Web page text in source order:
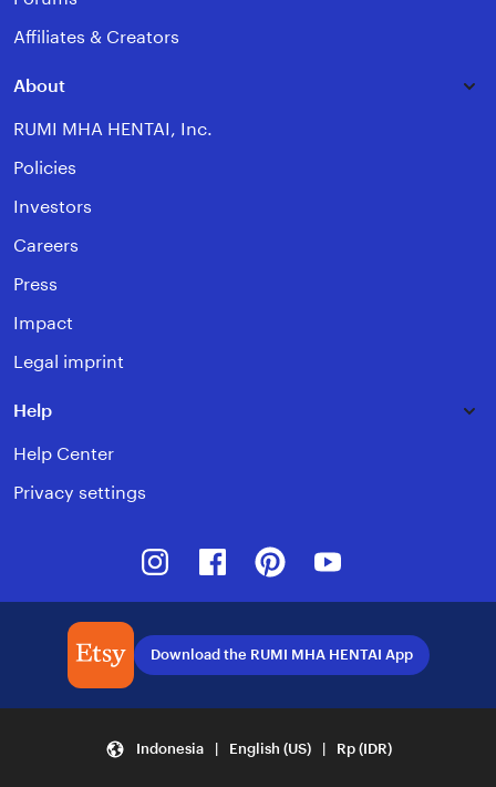
Affiliates & Creators
About
RUMI MHA HENTAI, Inc.
Policies
Investors
Careers
Press
Impact
Legal imprint
Help
Help Center
Privacy settings
InstagramFacebookPinterest
Download the RUMI MHA HENTAI App
Indonesia | English (US) | Rp (IDR)